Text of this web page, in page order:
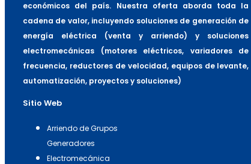
económicos del país. Nuestra oferta aborda toda la
cadena de valor, incluyendo soluciones de generación de
energía eléctrica (venta y arriendo) y soluciones
electromecánicas (motores eléctricos, variadores de
frecuencia, reductores de velocidad, equipos de levante,
automatización, proyectos y soluciones)
Sitio Web
Arriendo de Grupos
Generadores
Electromecánica